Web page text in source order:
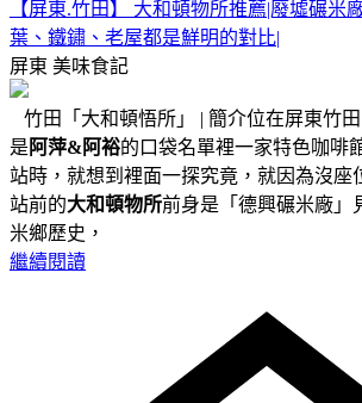
【屏東.竹田】 大和頓物所推薦|廢墟碾米
葉、鐵鏽、老屋都是鮮明的對比|
屏東 美味食記
竹田「大和頓悟所」 | 簡介位在屏東竹
是 阿萍&阿裕的口袋名單裡一家特色咖啡
站時，就想到裡面一探究竟，就因為沒座
站前的大和頓物所前身是「德興碾米廠」
米鄉歷史，
繼續閱讀